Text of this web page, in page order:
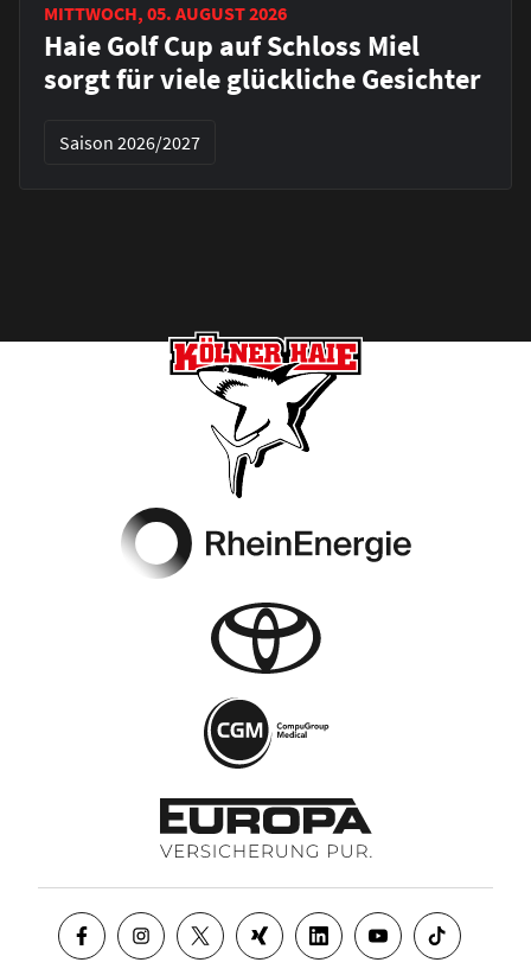
MITTWOCH, 05. AUGUST 2026
Haie Golf Cup auf Schloss Miel
sorgt für viele glückliche Gesichter
Saison 2026/2027